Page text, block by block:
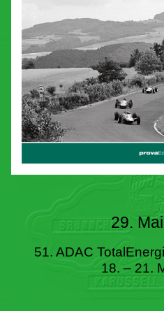
29.
51. ADAC
18. – 21.